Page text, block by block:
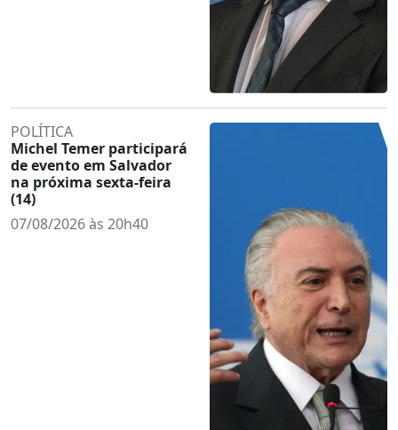
POLÍTICA
Michel Temer participará
de evento em Salvador
na próxima sexta-feira
(14)
07/08/2026 às 20h40